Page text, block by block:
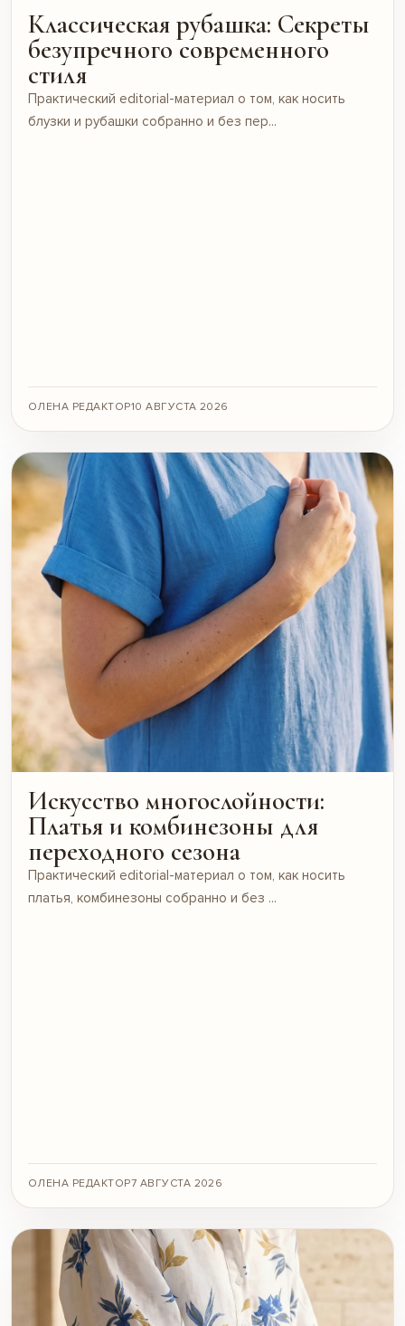
Классическая рубашка: Секреты
безупречного современного
стиля
Практический editorial-материал о том, как носить
блузки и рубашки собранно и без пер...
ОЛЕНА РЕДАКТОР10 АВГУСТА 2026
Искусство многослойности:
Платья и комбинезоны для
переходного сезона
Практический editorial-материал о том, как носить
платья, комбинезоны собранно и без ...
ОЛЕНА РЕДАКТОР7 АВГУСТА 2026